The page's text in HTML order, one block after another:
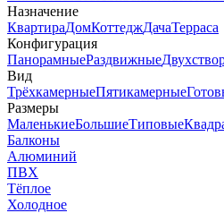
Назначение
КвартираДомКоттеджДачаТерраса
Конфигурация
ПанорамныеРаздвижные
Вид
ТрёхкамерныеПятикамерные
Размеры
МаленькиеБольшиеТиповые
Балконы
Алюминий
ПВХ
Тёплое
Холодное